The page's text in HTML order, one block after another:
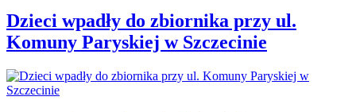
Dzieci wpadły do zbiornika przy ul.
Komuny Paryskiej w Szczecinie